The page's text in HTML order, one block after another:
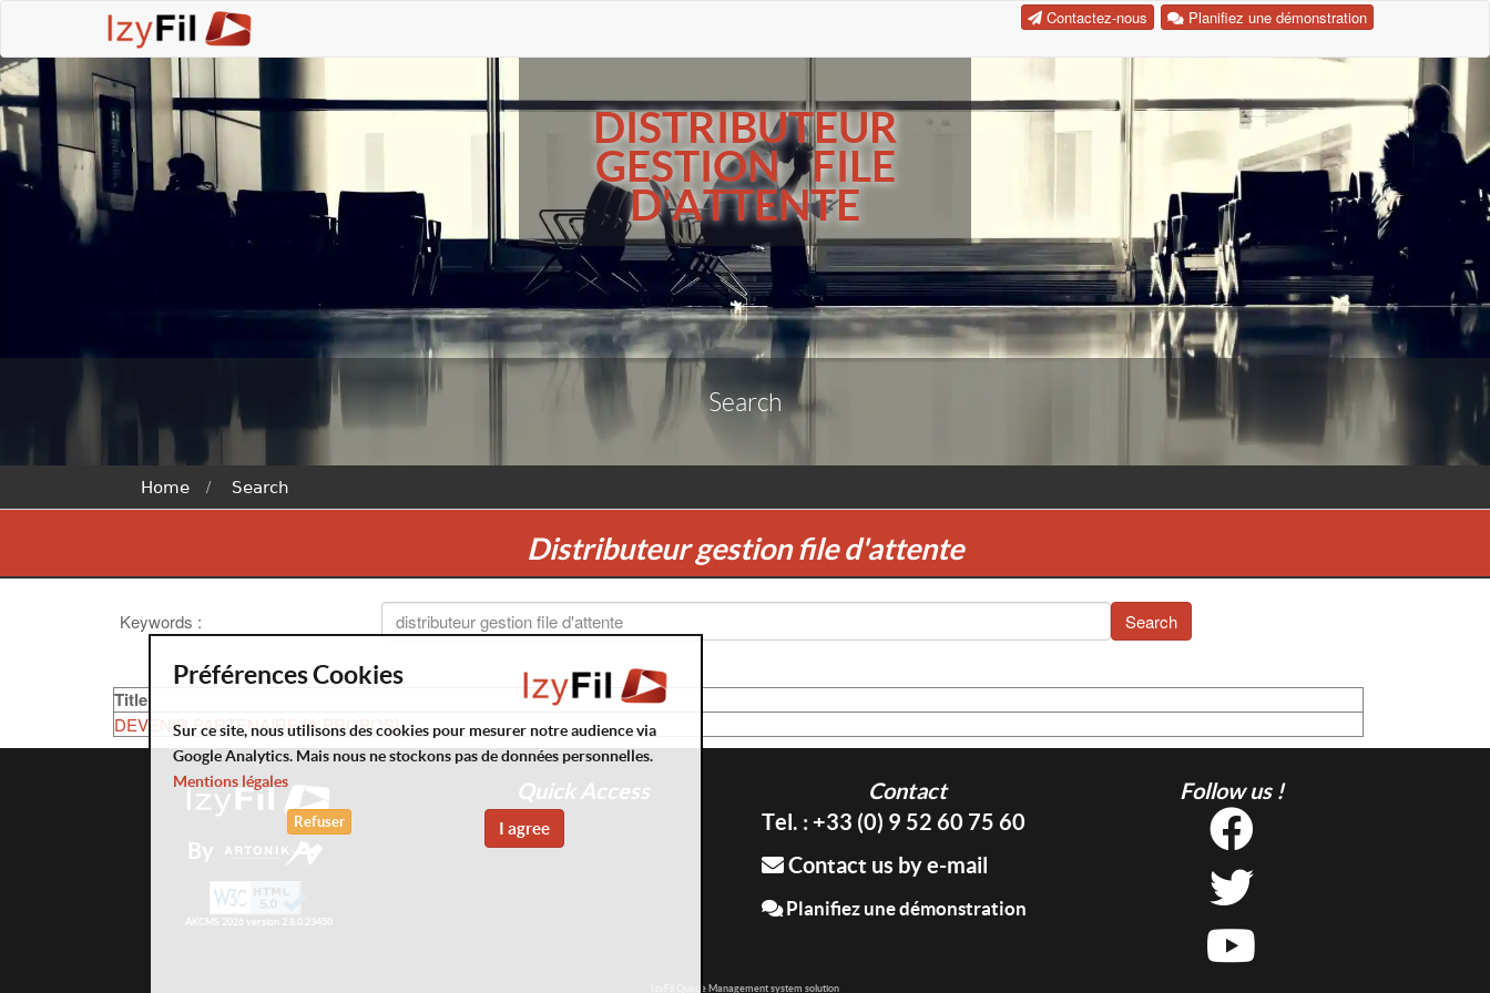
Planifiez une démonstration
Contactez-nous
DISTRIBUTEUR
GESTION FILE
D'ATTENTE
Search
Home Search
Distributeur gestion file d'attente
Keywords : Search
Title
DEVENIR PARTENAIRE [A PROPOS]
By
AKCMS 2026 version 2.8.0.23450
Quick Access
Contact
Tel. : +33 (0) 9 52 60 75 60
Contact us by e-mail
Planifiez une démonstration
Follow us !
IzyFil Queue Management system solution
Préférences Cookies
Sur ce site, nous utilisons des cookies pour mesurer notre audience via
Google Analytics. Mais nous ne stockons pas de données personnelles.
Mentions légales
I agree
Refuser